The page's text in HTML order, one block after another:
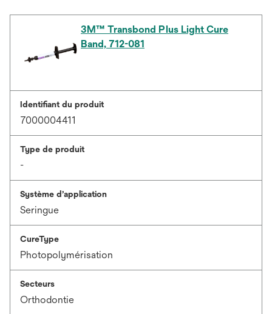
3M™ Transbond Plus Light Cure
Band, 712-081
Identifiant du produit
7000004411
Type de produit
-
Système d’application
Seringue
CureType
Photopolymérisation
Secteurs
Orthodontie